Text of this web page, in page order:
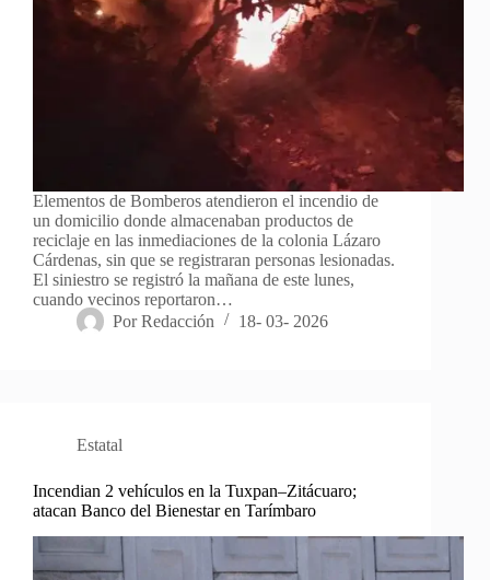
Elementos de Bomberos atendieron el incendio de
un domicilio donde almacenaban productos de
reciclaje en las inmediaciones de la colonia Lázaro
Cárdenas, sin que se registraran personas lesionadas.
El siniestro se registró la mañana de este lunes,
cuando vecinos reportaron…
Por Redacción 18- 03- 2026
Estatal
Incendian 2 vehículos en la Tuxpan–Zitácuaro;
atacan Banco del Bienestar en Tarímbaro